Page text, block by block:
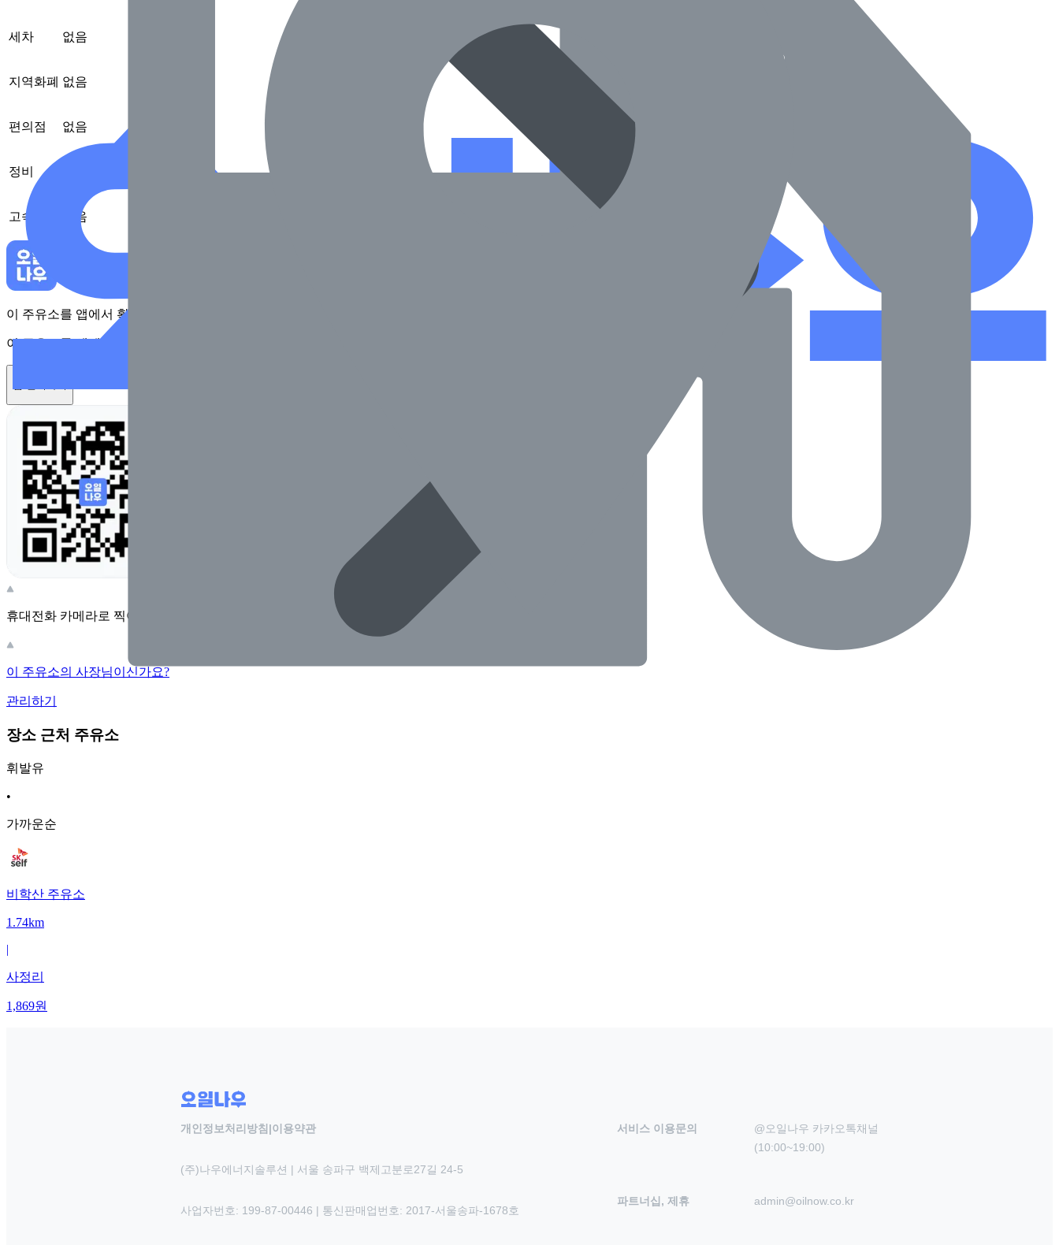
세차 없음
지역화폐 없음
편의점 없음
정비
고속도로 없음
이 주유소를 앱에서 확인하고 최대 1만원 혜택을 받아보세요
이 주유소를 앱에서 확인하고 최대 1만원 혜택을 받아보세요
휴대전화 카메라로 찍어보세요
이 주유소의 사장님이신가요?
관리하기
장소 근처 주유소
휘발유
•
가까운순
비학산 주유소
1.74km
|
사정리
1,869원
개인정보처리방침|이용약관
(주)나우에너지솔루션 | 서울 송파구 백제고분로27길 24-5
사업자번호: 199-87-00446 | 통신판매업번호: 2017-서울송파-1678호
서비스 이용문의
@오일나우 카카오톡채널
(10:00~19:00)
파트너십, 제휴 admin@oilnow.co.kr